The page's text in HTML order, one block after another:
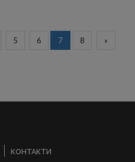
5 6 7 8 »
КОНТАКТИ